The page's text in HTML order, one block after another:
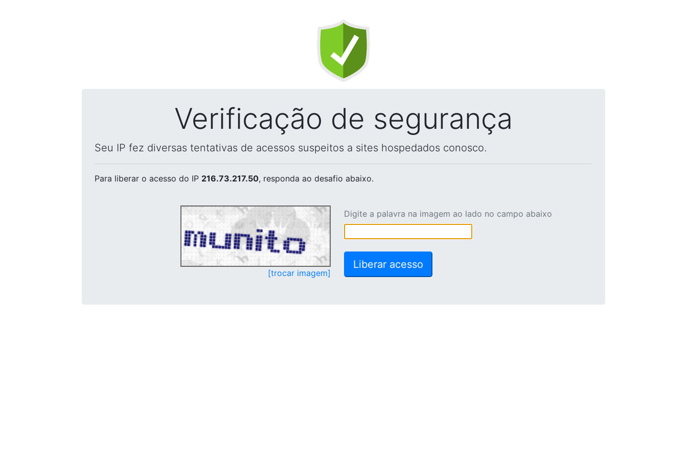
Verificação de segurança
Seu IP fez diversas tentativas de acessos suspeitos a sites hospedados conosco.
Para liberar o acesso do IP 216.73.217.50, responda ao desafio abaixo.
[trocar imagem]
Digite a palavra na imagem ao lado no campo abaixo